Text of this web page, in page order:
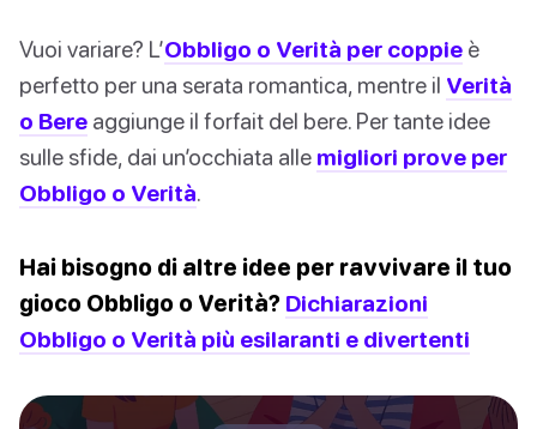
Vuoi variare? L’Obbligo o Verità per coppie è
perfetto per una serata romantica, mentre il Verità
o Bere aggiunge il forfait del bere. Per tante idee
sulle sfide, dai un’occhiata alle migliori prove per
Obbligo o Verità.
Hai bisogno di altre idee per ravvivare il tuo
gioco Obbligo o Verità? Dichiarazioni
Obbligo o Verità più esilaranti e divertenti